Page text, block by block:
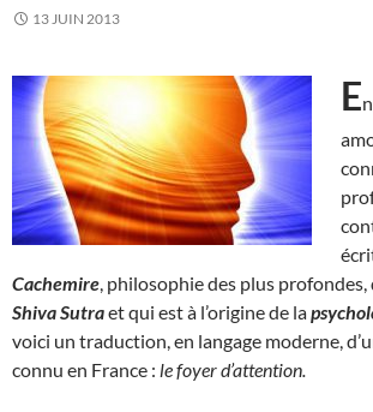
13 JUIN 2013
E
Cachemire , philosophie des plus profondes,
Shiva Sutraet qui est à l’origine de la
voici un traduction, en langage moderne,
connu en France : le foyer d’attention.